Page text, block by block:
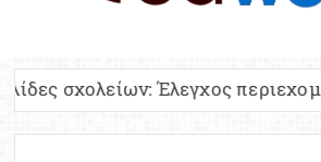
Έλεγχος περιεχομένου και